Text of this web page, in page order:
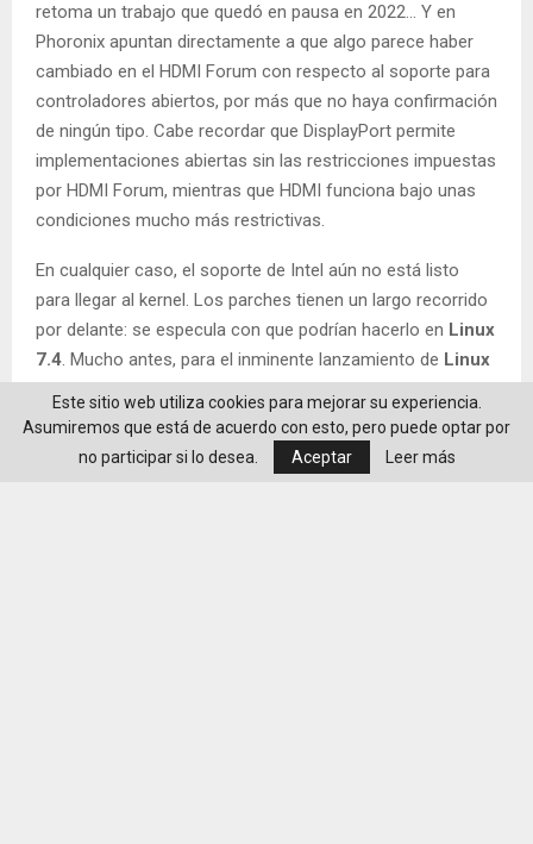
retoma un trabajo que quedó en pausa en 2022… Y en
Phoronix apuntan directamente a que algo parece haber
cambiado en el HDMI Forum con respecto al soporte para
controladores abiertos, por más que no haya confirmación
de ningún tipo. Cabe recordar que DisplayPort permite
implementaciones abiertas sin las restricciones impuestas
por HDMI Forum, mientras que HDMI funciona bajo unas
condiciones mucho más restrictivas.
En cualquier caso, el soporte de Intel aún no está listo
para llegar al kernel. Los parches tienen un largo recorrido
por delante: se especula con que podrían hacerlo en Linux
7.4. Mucho antes, para el inminente lanzamiento de Linux
7.2, se estrenará el soporte inicial de HDMI 2.1 FRL en
AMDGPU, aunque desactivado por defecto y todavía lejos
de finalizar la implementación. Pero incluso con eso, hará
falta un mayor esfuerzo para completar la compatibilidad
Este sitio web utiliza cookies para mejorar su experiencia.
Asumiremos que está de acuerdo con esto, pero puede optar por
no participar si lo desea.
Aceptar Leer más